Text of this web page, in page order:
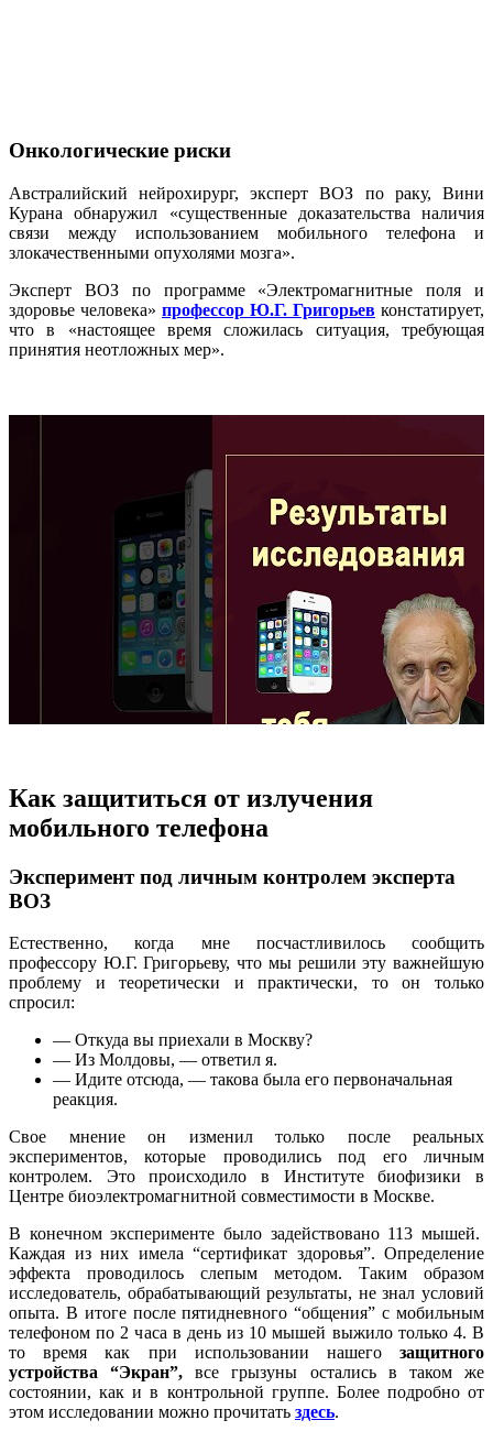
Онкологические риски
Австралийский нейрохирург, эксперт ВОЗ по раку, Вини
Курана обнаружил «существенные доказательства наличия
связи между использованием мобильного телефона и
злокачественными опухолями мозга».
Эксперт ВОЗ по программе «Электромагнитные поля и
здоровье человека» профессор Ю.Г. Григорьев констатирует,
что в «настоящее время сложилась ситуация, требующая
принятия неотложных мер».
Как защититься от излучения
мобильного телефона
Эксперимент под личным контролем эксперта
ВОЗ
Естественно, когда мне посчастливилось сообщить
профессору Ю.Г. Григорьеву, что мы решили эту важнейшую
проблему и теоретически и практически, то он только
спросил:
— Откуда вы приехали в Москву?
— Из Молдовы, — ответил я.
— Идите отсюда, — такова была его первоначальная
реакция.
Свое мнение он изменил только после реальных
экспериментов, которые проводились под его личным
контролем. Это происходило в Институте биофизики в
Центре биоэлектромагнитной совместимости в Москве.
В конечном эксперименте было задействовано 113 мышей.
Каждая из них имела “сертификат здоровья”. Определение
эффекта проводилось слепым методом. Таким образом
исследователь, обрабатывающий результаты, не знал условий
опыта. В итоге после пятидневного “общения” с мобильным
телефоном по 2 часа в день из 10 мышей выжило только 4. В
то время как при использовании нашего защитного
устройства “Экран”, все грызуны остались в таком же
состоянии, как и в контрольной группе. Более подробно от
этом исследовании можно прочитать здесь.